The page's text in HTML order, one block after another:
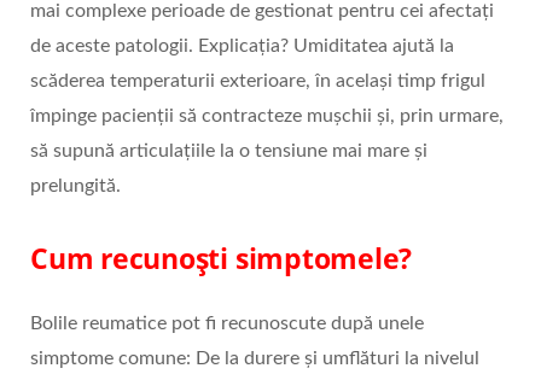
mai complexe perioade de gestionat pentru cei afectați
de aceste patologii. Explicația? Umiditatea ajută la
scăderea temperaturii exterioare, în același timp frigul
împinge pacienții să contracteze mușchii și, prin urmare,
să supună articulațiile la o tensiune mai mare și
prelungită.
Cum recunoști simptomele?
Bolile reumatice pot fi recunoscute după unele
simptome comune: De la durere și umflături la nivelul